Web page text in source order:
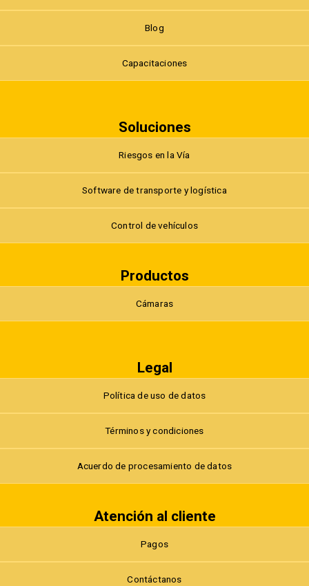
Blog
Capacitaciones
Soluciones
Riesgos en la Vía
Software de transporte y logística
Control de vehículos
Productos
Cámaras
Legal
Política de uso de datos
Términos y condiciones
Acuerdo de procesamiento de datos
Atención al cliente
Pagos
Contáctanos